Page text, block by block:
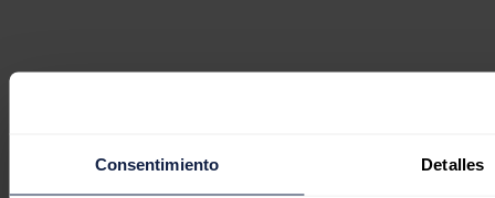
Consentimiento Detalles